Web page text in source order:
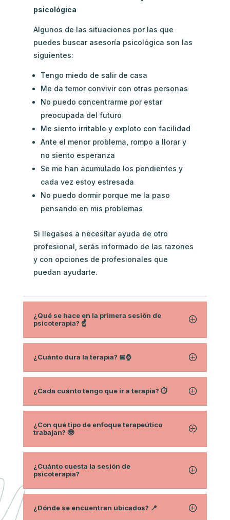
psicológica
Algunos de las situaciones por las que
puedes buscar asesoría psicológica son las
siguientes:
Tengo miedo de salir de casa
Me da temor convivir con otras personas
No puedo concentrarme por estar
preocupada del futuro
Me siento irritable y exploto con facilidad
Ante el menor problema, rompo a llorar y
no siento esperanza
Se me han acumulado los pendientes y
cada vez estoy estresada
No puedo dormir porque me la paso
pensando en mis problemas
Si llegases a necesitar ayuda de otro
profesional, serás informado de las razones
y con opciones de profesionales que
puedan ayudarte.
¿Qué se hace en la primera sesión de
psicoterapia? ☝️
¿Cuánto dura la terapia? 📅⌚
¿Cada cuánto tengo que ir a terapia? ⏱
¿Con qué tipo de enfoque terapeútico
trabajan? 🤓
¿Cuánto cuesta la sesión de
psicoterapia?
¿Dónde se encuentran ubicados? 📍